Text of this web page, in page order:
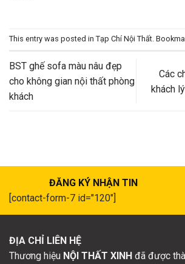
This entry was posted in Tạp Chí Nội Thất.
BST ghế sofa màu nâu đẹp
cho không gian nội thất phòng
khách
Các
khách
ĐĂNG KÝ NHẬN TIN
[contact-form-7 id="120"]
ĐỊA CHỈ LIÊN HỆ
Thương hiệu NỘI THẤT XINH đã được